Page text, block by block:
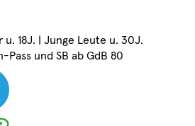
u. 18J. | Junge Leute u. 30J.
Pass und SB ab GdB 80